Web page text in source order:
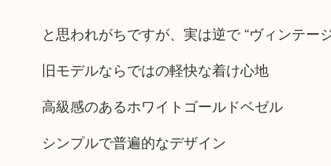
と思われがちですが、実は逆で “ヴィンテー
旧モデルならではの軽快な着け心地
高級感のあるホワイトゴールドベゼル
シンプルで普遍的なデザイン